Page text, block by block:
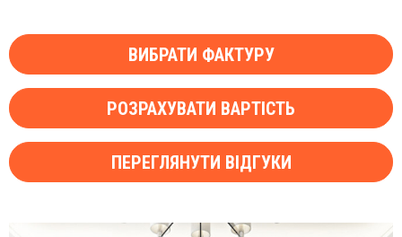
ВИБРАТИ ФАКТУРУ
РОЗРАХУВАТИ ВАРТІСТЬ
ПЕРЕГЛЯНУТИ ВІДГУКИ